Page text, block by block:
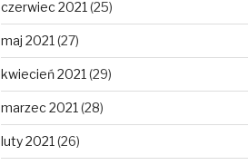
czerwiec 2021 (25)
maj 2021 (27)
kwiecień 2021 (29)
marzec 2021 (28)
luty 2021 (26)